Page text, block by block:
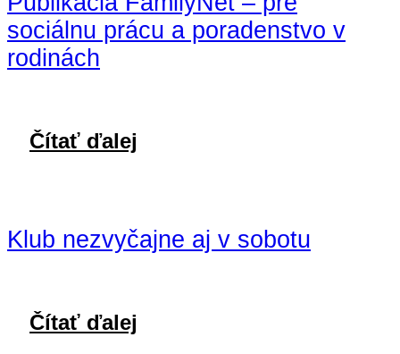
sociálnu prácu a poradenstvo v
rodinách
Čítať ďalej
Klub nezvyčajne aj v sobotu
Čítať ďalej